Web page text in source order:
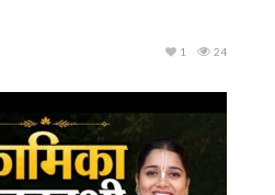
24
1